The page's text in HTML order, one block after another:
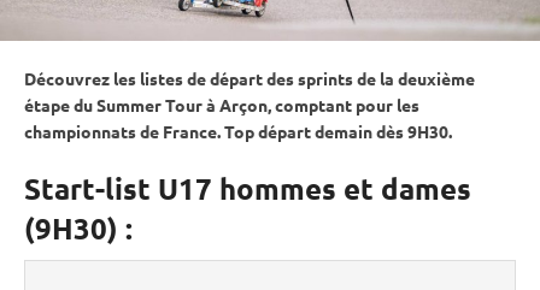
Découvrez les listes de départ des sprints de la deuxième
étape du Summer Tour à Arçon, comptant pour les
championnats de France. Top départ demain dès 9H30.
Start-list U17 hommes et dames
(9H30) :